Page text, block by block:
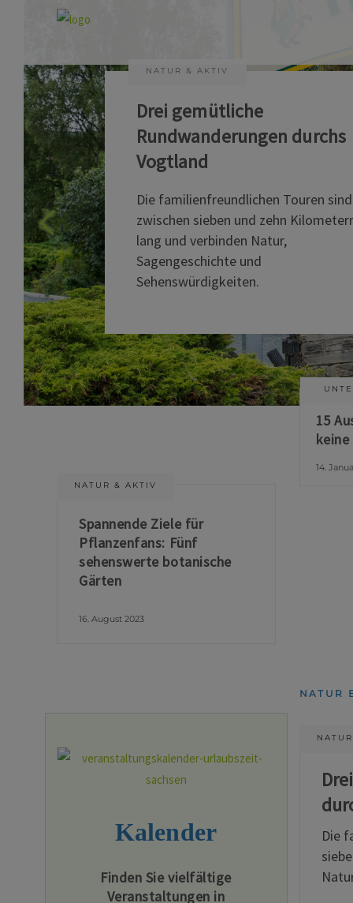
NATUR & AKTIV
Drei gemütliche
Rundwanderungen durchs
Vogtland
Die familienfreundlichen Touren sind
zwischen sieben und zehn
lang und verbinden Natur,
Sagengeschichte und
Sehenswürdigkeiten.
NATUR & AKTIV
Spannende Ziele für
Pflanzenfans: Fünf
sehenswerte botanische
Gärten
16. August 2023
15
keine
14.
Kalender
Finden Sie vielfältige
Veranstaltungen in
NATUR
Die